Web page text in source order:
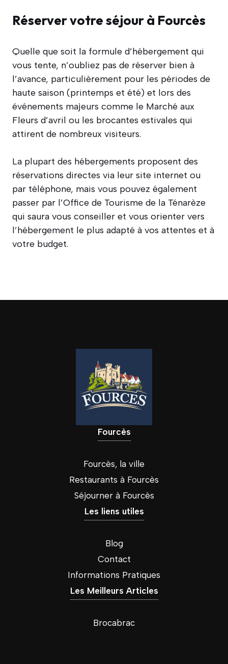
Réserver votre séjour à Fourcès
Quelle que soit la formule d’hébergement qui
vous tente, n’oubliez pas de réserver bien à
l’avance, particulièrement pour les périodes de
haute saison (printemps et été) et lors des
événements majeurs comme le Marché aux
Fleurs d’avril ou les brocantes estivales qui
attirent de nombreux visiteurs.
La plupart des hébergements proposent des
réservations directes via leur site internet ou
par téléphone, mais vous pouvez également
passer par l’Office de Tourisme de la Ténarèze
qui saura vous conseiller et vous orienter vers
l’hébergement le plus adapté à vos attentes et à
votre budget.
Fourcès
Fourcès, la ville
Restaurants à Fourcès
Séjourner à Fourcès
Les liens utiles
Blog
Contact
Informations Pratiques
Les Meilleurs Articles
Brocabrac